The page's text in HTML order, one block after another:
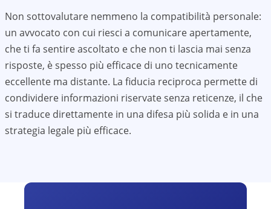
Non sottovalutare nemmeno la compatibilità personale:
un avvocato con cui riesci a comunicare apertamente,
che ti fa sentire ascoltato e che non ti lascia mai senza
risposte, è spesso più efficace di uno tecnicamente
eccellente ma distante. La fiducia reciproca permette di
condividere informazioni riservate senza reticenze, il che
si traduce direttamente in una difesa più solida e in una
strategia legale più efficace.